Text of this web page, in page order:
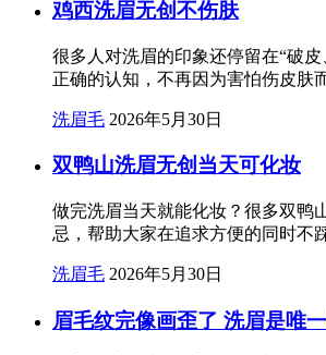
鸡西洗眉无创不伤肤
很多人对洗眉的印象还停留在“破
正确的认知，不再因为害怕伤皮肤
洗眉毛 2026年5月30日
双鸭山洗眉无创当天可化妆
做完洗眉当天就能化妆？很多双鸭
忌，帮助大家在追求方便的同时不
洗眉毛 2026年5月30日
眉毛纹完像画歪了 洗眉是唯